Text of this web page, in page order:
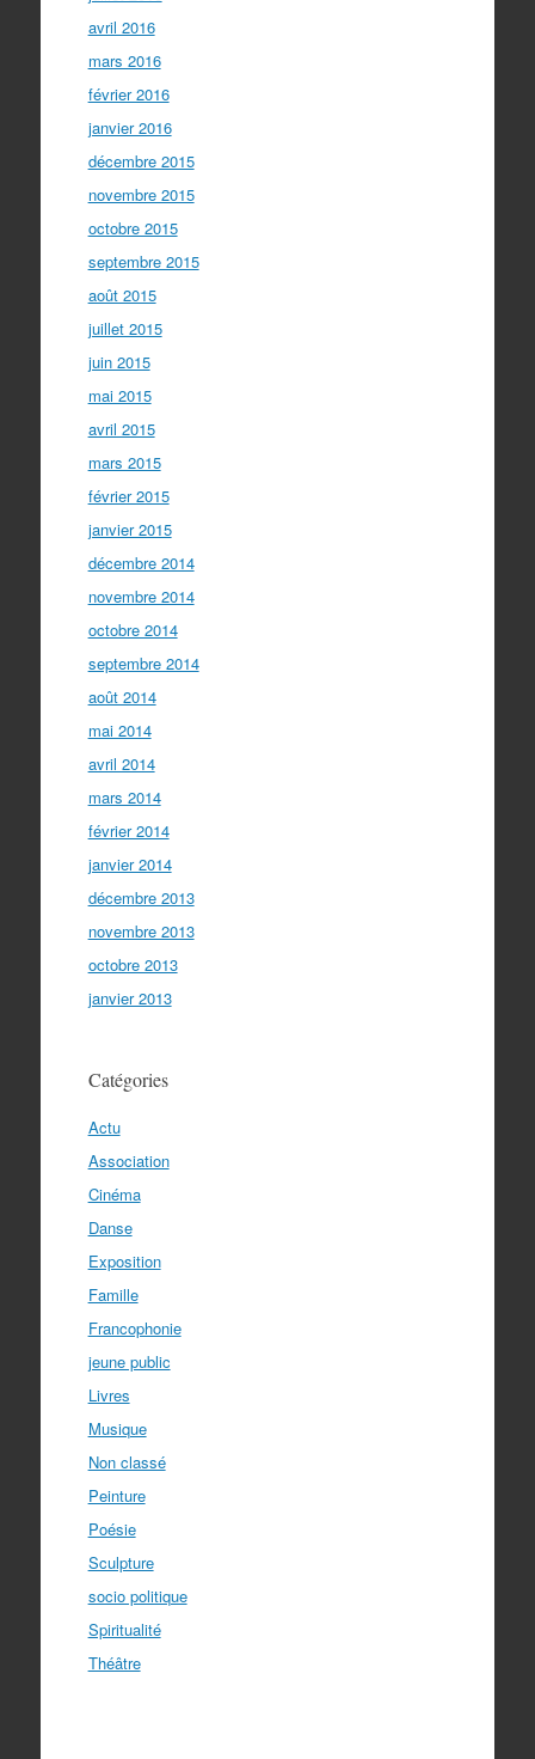
avril 2016
mars 2016
février 2016
janvier 2016
décembre 2015
novembre 2015
octobre 2015
septembre 2015
août 2015
juillet 2015
juin 2015
mai 2015
avril 2015
mars 2015
février 2015
janvier 2015
décembre 2014
novembre 2014
octobre 2014
septembre 2014
août 2014
mai 2014
avril 2014
mars 2014
février 2014
janvier 2014
décembre 2013
novembre 2013
octobre 2013
janvier 2013
Catégories
Actu
Association
Cinéma
Danse
Exposition
Famille
Francophonie
jeune public
Livres
Musique
Non classé
Peinture
Poésie
Sculpture
socio politique
Spiritualité
Théâtre